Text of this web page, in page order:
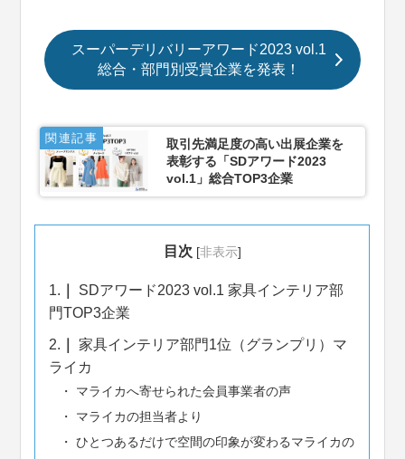
スーパーデリバリーアワード2023 vol.1
総合・部門別受賞企業を発表！
関連記事
取引先満足度の高い出展企業を
表彰する「SDアワード2023
vol.1」総合TOP3企業
目次 [非表示]
1.
SDアワード2023 vol.1 家具インテリア部
門TOP3企業
2.
家具インテリア部門1位（グランプリ）マ
ライカ
マライカへ寄せられた会員事業者の声
マライカの担当者より
ひとつあるだけで空間の印象が変わるマライカの